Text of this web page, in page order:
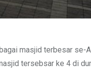
masjid terbesar se-
tersebsar ke 4 di